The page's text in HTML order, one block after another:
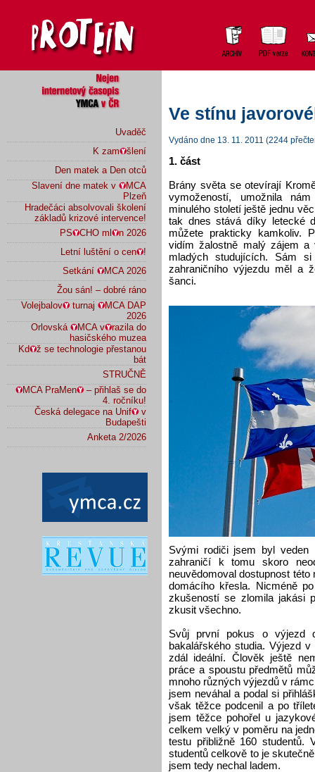
Uvaděč
K zam
šlení
Den matek a Den otců
Slavení dne matek v
MCA
Plzeň
Hradečáci absolvovali školení
základů krizové intervence!
PS
CHO ml
n 2026
Letní luštění o cen
!
Setkání
MCA 2026
Žou sán! – dobré ráno
Volejbalov
turnaj
MCA DAP
2026
Orlovská
MCA v
razila do
hasičského muzea
Kd
ž se technologie přestanou
bát
STRUČNĚ
MCA PraMen
– přihlaš se do
4. ročníku!
Česká delegace na Unif
v
Budapešti
Anketa 2/2026
Ve stínu
Vydáno dne 13. 11. 2011 (2244
1. část
Brány světa se otevírají
vymožeností, umožnila
minulého století ještě jednu
tak dnes stává díky letecké
můžete prakticky kamkoliv.
vidím žalostně malý zájem
mladých studujících. Sám
zahraničního výjezdu měl a
šanci.
Svými rodiči jsem byl
zahraničí k tomu skoro
neuvědomoval dostupnost
domácího křesla. Nicméně
zkušeností se zlomila jakási
zkusit všechno.
Svůj první pokus o výjezd
bakalářského studia. Výjezd
zdál ideální. Člověk ještě
práce a spoustu předmětů
mnoho různých výjezdů v
jsem neváhal a podal si
však těžce podcenil a po
jsem těžce pohořel u
celkem velký v poměru na
testu přibližně 160 studentů.
studentů celkově to je
jsem tedy nechal ladem.